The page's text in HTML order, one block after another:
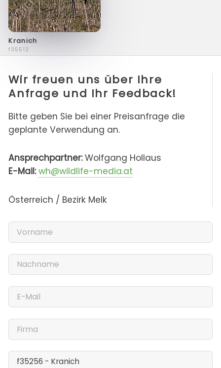
Kranich
f35512
Wir freuen uns über Ihre
Anfrage und Ihr Feedback!
Bitte geben Sie bei einer Preisanfrage die
geplante Verwendung an.
Ansprechpartner:Wolfgang Hollaus
E-Mail: wh@wildlife-media.at
Österreich / Bezirk Melk